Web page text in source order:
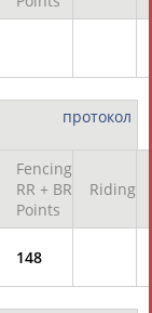
протокол
Fencing
RR + BR
Points
Riding
148